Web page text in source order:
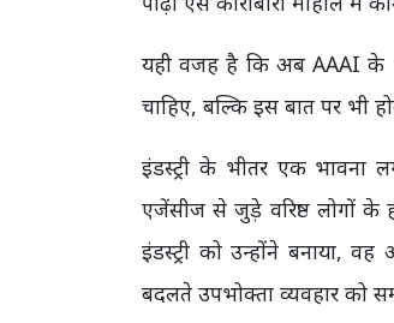
यही वजह है कि अब AAAI के
चाहिए, बल्कि इस बात पर भी
इंडस्ट्री के भीतर एक भावना
एजेंसीज से जुड़े वरिष्ठ लोगों के
इंडस्ट्री को उन्होंने बनाया,
बदलते उपभोक्ता व्यवहार को